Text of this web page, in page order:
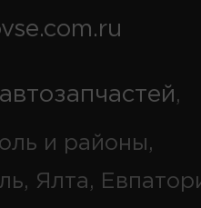
,
и районы,
Ялта,